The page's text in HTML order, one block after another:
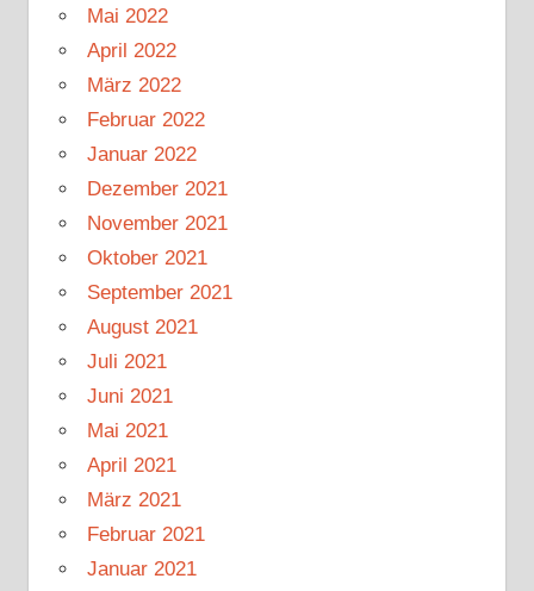
Mai 2022
April 2022
März 2022
Februar 2022
Januar 2022
Dezember 2021
November 2021
Oktober 2021
September 2021
August 2021
Juli 2021
Juni 2021
Mai 2021
April 2021
März 2021
Februar 2021
Januar 2021